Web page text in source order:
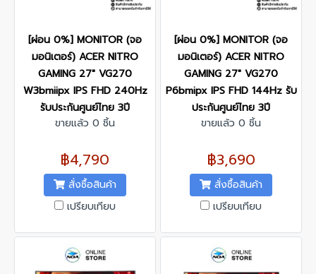
[ผ่อน 0%] MONITOR (จอ
มอนิเตอร์) ACER NITRO
GAMING 27" VG270
W3bmiipx IPS FHD 240Hz
รับประกันศูนย์ไทย 3ปี
ขายแล้ว 0 ชิ้น
฿4,790
สั่งซื้อสินค้า
เปรียบเทียบ
[ผ่อน 0%] MONITOR (จอ
มอนิเตอร์) ACER NITRO
GAMING 27" VG270
P6bmipx IPS FHD 144Hz รับ
ประกันศูนย์ไทย 3ปี
ขายแล้ว 0 ชิ้น
฿3,690
สั่งซื้อสินค้า
เปรียบเทียบ